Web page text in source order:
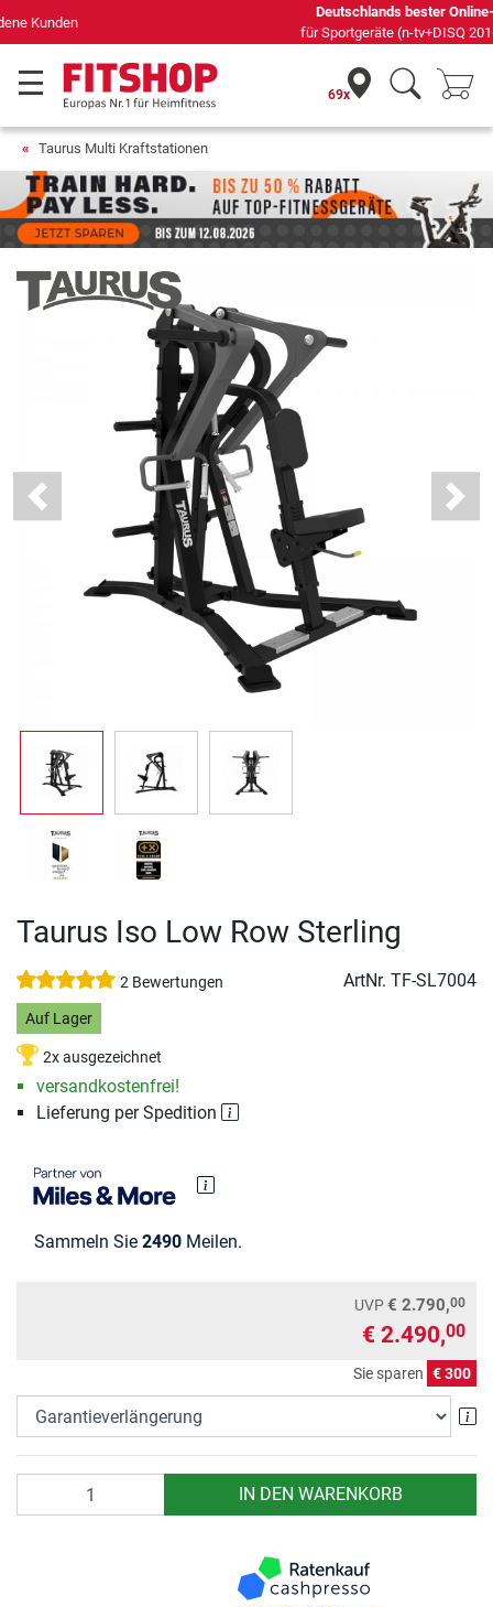
Deutschlands bester Online-Shop
für Sportgeräte (n-tv+DISQ 2016-2024)
69x
Taurus Multi Kraftstationen
Previous Next
Taurus Iso Low Row Sterling
2 Bewertungen ArtNr. TF-SL7004
Auf Lager
2x ausgezeichnet
versandkostenfrei!
Lieferung per Spedition
Sammeln Sie 2490 Meilen.
UVP€ 2.790,00
€ 2.490,00
Sie sparen € 300
IN DEN WARENKORB